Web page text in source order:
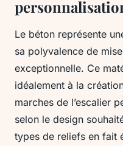
Le béton représente
sa polyvalence de
exceptionnelle. Ce
idéalement à la
marches de l’escalier
selon le design
types de reliefs en fait